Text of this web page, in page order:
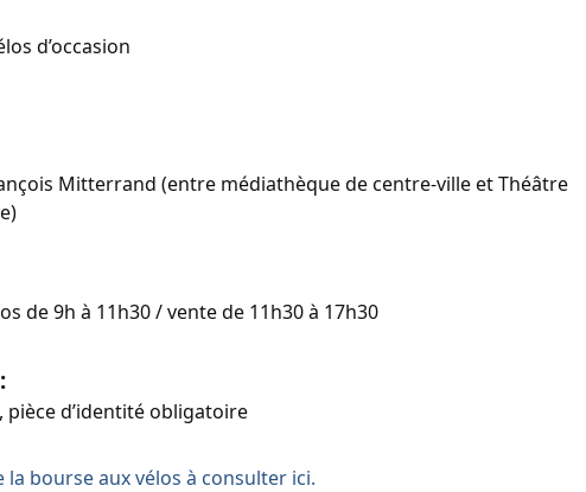
d’occasion
Mitterrand (entre médiathèque de centre-ville et Théâtre
de 9h à 11h30 / vente de 11h30 à 17h30
pièce d’identité obligatoire
la bourse aux vélos à consulter ici.